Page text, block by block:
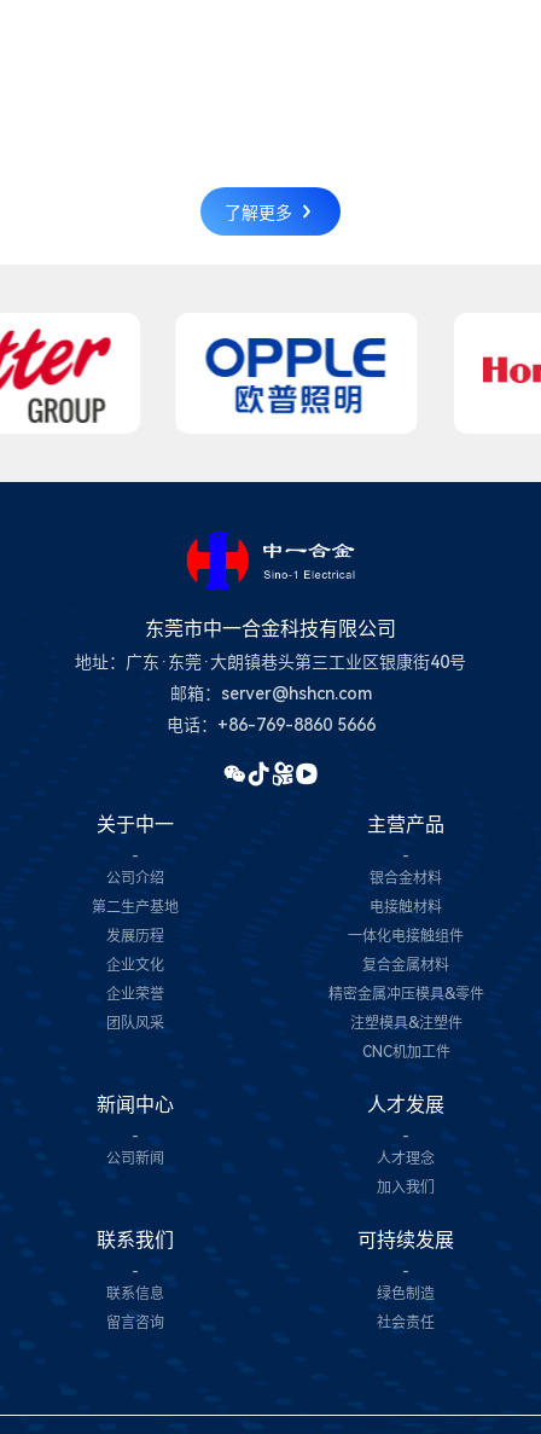
了解更多
东莞市中一合金科技有限公司
地址：广东·东莞·大朗镇巷头第三工业区银康街40号
邮箱：server@hshcn.com
电话：+86-769-8860 5666
关于中一
-
公司介绍
第二生产基地
发展历程
企业文化
企业荣誉
团队风采
主营产品
-
银合金材料
电接触材料
一体化电接触组件
复合金属材料
精密金属冲压模具&零件
注塑模具&注塑件
CNC机加工件
新闻中心
-
公司新闻
人才发展
-
人才理念
加入我们
联系我们
-
联系信息
留言咨询
可持续发展
-
绿色制造
社会责任